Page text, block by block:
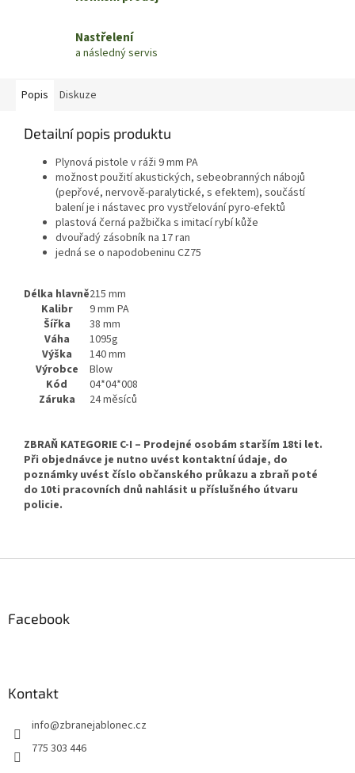
Nastřelení
a následný servis
Popis Diskuze
Detailní popis produktu
Plynová pistole v ráži 9 mm PA
možnost použití akustických, sebeobranných nábojů
(pepřové, nervově-paralytické, s efektem), součástí
balení je i nástavec pro vystřelování pyro-efektů
plastová černá pažbička s imitací rybí kůže
dvouřadý zásobník na 17 ran
jedná se o napodobeninu CZ75
Délka hlavně215 mm
Kalibr
9 mm PA
Šířka
38 mm
Váha
1095g
Výška
140 mm
Výrobce
Blow
Kód
04*04*008
Záruka
24 měsíců
ZBRAŇ KATEGORIE C-I – Prodejné osobám starším 18ti let.
Při objednávce je nutno uvést kontaktní údaje, do
poznámky uvést číslo občanského průkazu a zbraň poté
do 10ti pracovních dnů nahlásit u příslušného útvaru
policie.
Facebook
Kontakt
info@zbranejablonec.cz
775 303 446